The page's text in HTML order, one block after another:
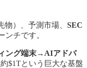
）、予測市場、 SEC
チです。
ング端末→AIアドバ
$1Tという巨大な基盤